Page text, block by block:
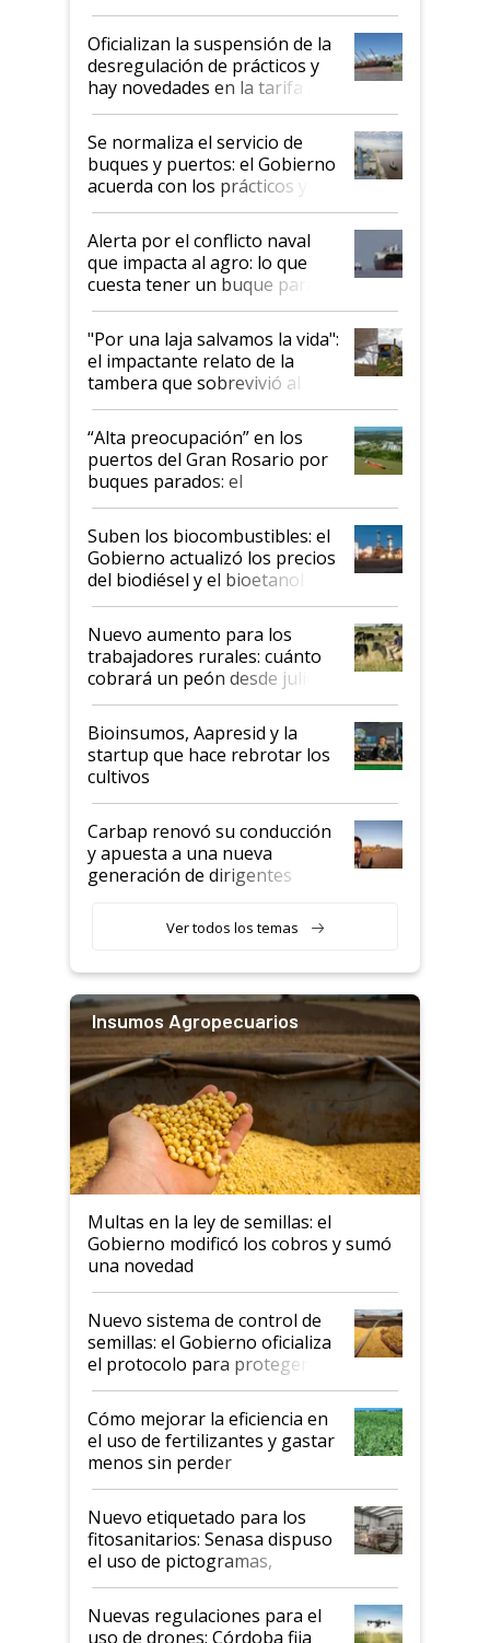
Oficializan la suspensión de la
desregulación de prácticos y
hay novedades en la tarifa de
la hidrovía
Se normaliza el servicio de
buques y puertos: el Gobierno
acuerda con los prácticos y
suspende el decreto de
desregulación
Alerta por el conflicto naval
que impacta al agro: lo que
cuesta tener un buque parado
y el peligro de que Argentina
pase a ser "país sucio"
"Por una laja salvamos la vida":
el impactante relato de la
tambera que sobrevivió al
tornado
“Alta preocupación” en los
puertos del Gran Rosario por
buques parados: el
funcionamiento de las
exportadoras en tensión tras
la medida de fuerza de los
prácticos
Suben los biocombustibles: el
Gobierno actualizó los precios
del biodiésel y el bioetanol
Nuevo aumento para los
trabajadores rurales: cuánto
cobrará un peón desde julio
Bioinsumos, Aapresid y la
startup que hace rebrotar los
cultivos
Carbap renovó su conducción
y apuesta a una nueva
generación de dirigentes
Ver todos los temas
Insumos Agropecuarios
Multas en la ley de semillas: el
Gobierno modificó los cobros y sumó
una novedad
Nuevo sistema de control de
semillas: el Gobierno oficializa
el protocolo para proteger la
propiedad intelectual
Cómo mejorar la eficiencia en
el uso de fertilizantes y gastar
menos sin perder
productividad en la campaña
fina
Nuevo etiquetado para los
fitosanitarios: Senasa dispuso
el uso de pictogramas,
palabras de advertencia e
indicaciones
Nuevas regulaciones para el
uso de drones: Córdoba fija